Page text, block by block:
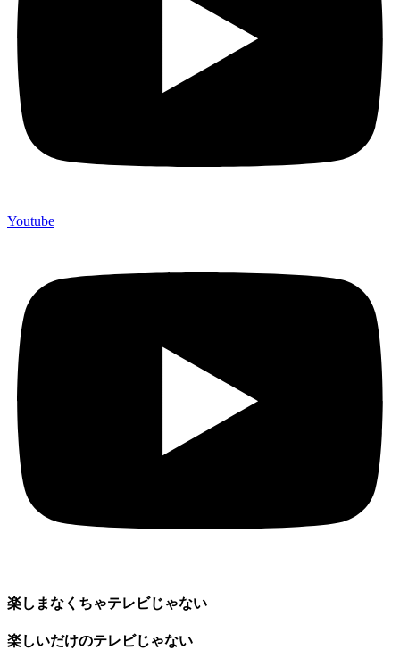
Youtube
楽しまなくちゃテレビじゃない
楽しいだけのテレビじゃない